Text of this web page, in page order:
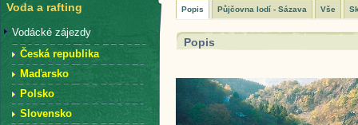
Popis Půjčovna lodí - Sázava Vše
Popis
Voda a rafting
Vodácké zájezdy
Česká republika
Maďarsko
Polsko
Slovensko